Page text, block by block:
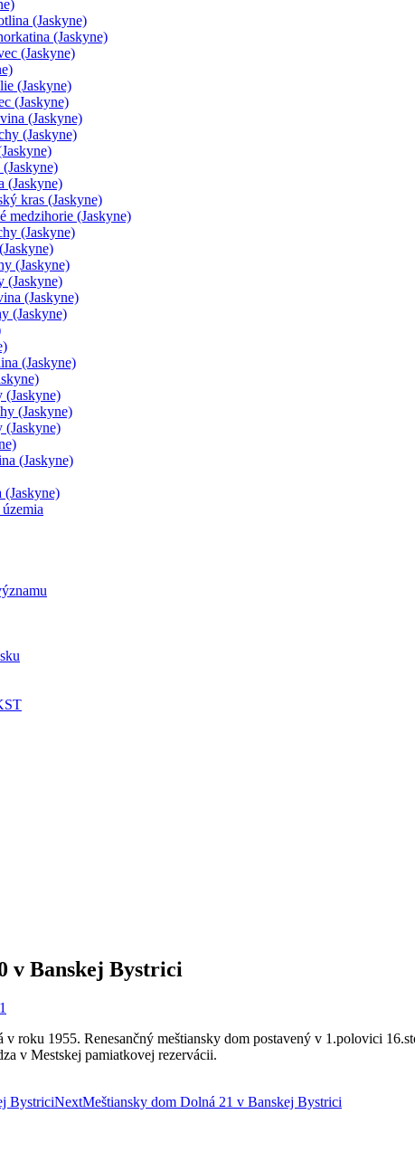
(Jaskyne)
(Jaskyne)
(Jaskyne)
(Jaskyne)
(Jaskyne)
(Jaskyne)
(Jaskyne)
(Jaskyne)
kras (Jaskyne)
medzihorie (Jaskyne)
(Jaskyne)
(Jaskyne)
(Jaskyne)
(Jaskyne)
(Jaskyne)
(Jaskyne)
(Jaskyne)
(Jaskyne)
(Jaskyne)
(Jaskyne)
v Banskej Bystrici
v roku 1955. Renesančný meštiansky dom postavený v 1.polovici
v Mestskej pamiatkovej rezervácii.
BystriciNextMeštiansky dom Dolná 21 v Banskej Bystrici